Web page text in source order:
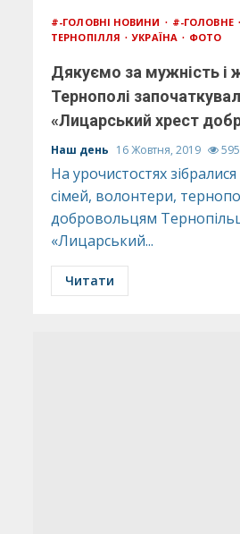
#-ГОЛОВНІ НОВИНИ #-ГОЛОВНЕ
ТЕРНОПІЛЛЯ
УКРАЇНА ФОТО
Дякуємо за мужність і
Тернополі
«Лицарський хрест
Наш день 16 Жовтня, 2019 595
На урочистостях зібралися
сімей, волонтери,
добровольцям
«Лицарський...
Читати